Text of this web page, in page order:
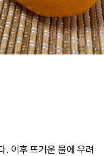
. 이후 뜨거운 물에 우려